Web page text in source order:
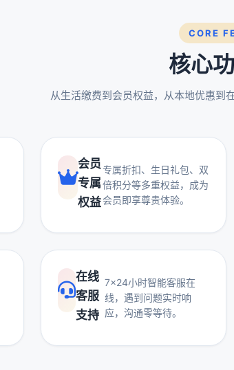
CORE
核心
从生活缴费到会员权益，从本地优惠到
会员
专属
权益
专属折扣、生日礼包、双
倍积分等多重权益，成为
会员即享尊贵体验。
在线
客服
支持
7×24小时智能客服在
线，遇到问题实时响
应，沟通零等待。